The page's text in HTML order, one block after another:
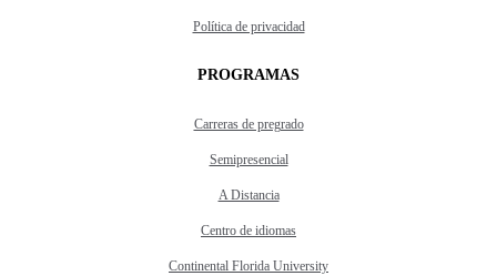
Política de privacidad
PROGRAMAS
Carreras de pregrado
Semipresencial
A Distancia
Centro de idiomas
Continental Florida University